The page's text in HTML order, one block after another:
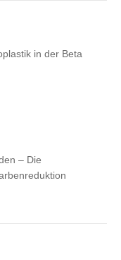
in der Beta
– Die